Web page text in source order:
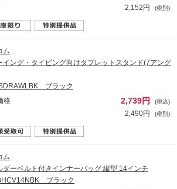
2,152円 (税別)
ム
イング・タイピング向けタブレットスタンド(7アング
ブラック
格
2,739円 (税込)
2,490円 (税別)
ム
ダーベルト付きインナーバッグ 縦型 14インチ
ブラック